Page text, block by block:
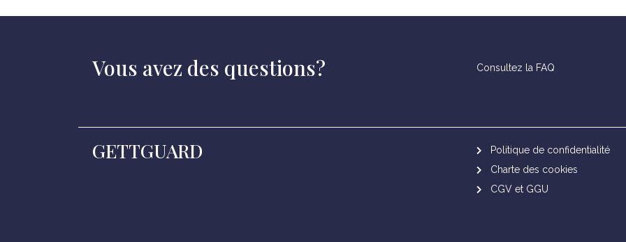
Vous avez des questions? Consultez la FAQ
GETTGUARD
Politique de confidentialité
Charte des cookies
CGV et GGU